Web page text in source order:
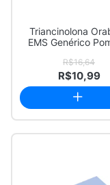
Triancinolona
EMS Genérico
R$16,64
R$10,99